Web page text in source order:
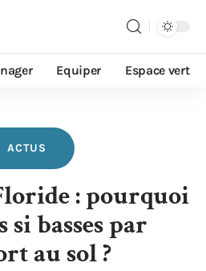
Equiper Espace vert
ACTUS
: pourquoi
si basses par
au sol ?